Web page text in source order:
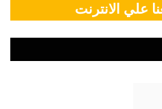
علي الانترنت